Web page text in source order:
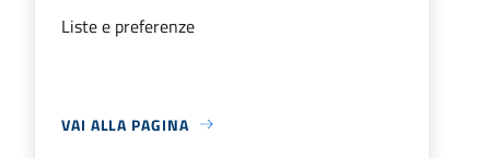
Liste e preferenze
VAI ALLA PAGINA